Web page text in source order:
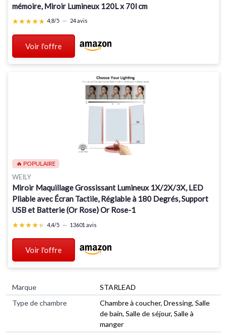
mémoire, Miroir Lumineux 120L x 70l cm
★★★★★
★★★★★ 4,8/5 — 24 avis
Voir l'offre
🔥 POPULAIRE
WEILY
Miroir Maquillage Grossissant Lumineux 1X/2X/3X, LED
Pliable avec Écran Tactile, Réglable à 180 Degrés, Support
USB et Batterie (Or Rose) Or Rose-1
★★★★★
★★★★★ 4,4/5 — 13601 avis
Voir l'offre
Marque
STARLEAD
Type de chambre
Chambre à coucher, Dressing, Salle
de bain, Salle de séjour, Salle à
manger